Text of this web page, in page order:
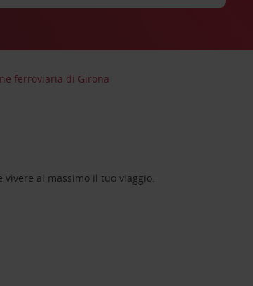
ferroviaria di Girona
al massimo il tuo viaggio.